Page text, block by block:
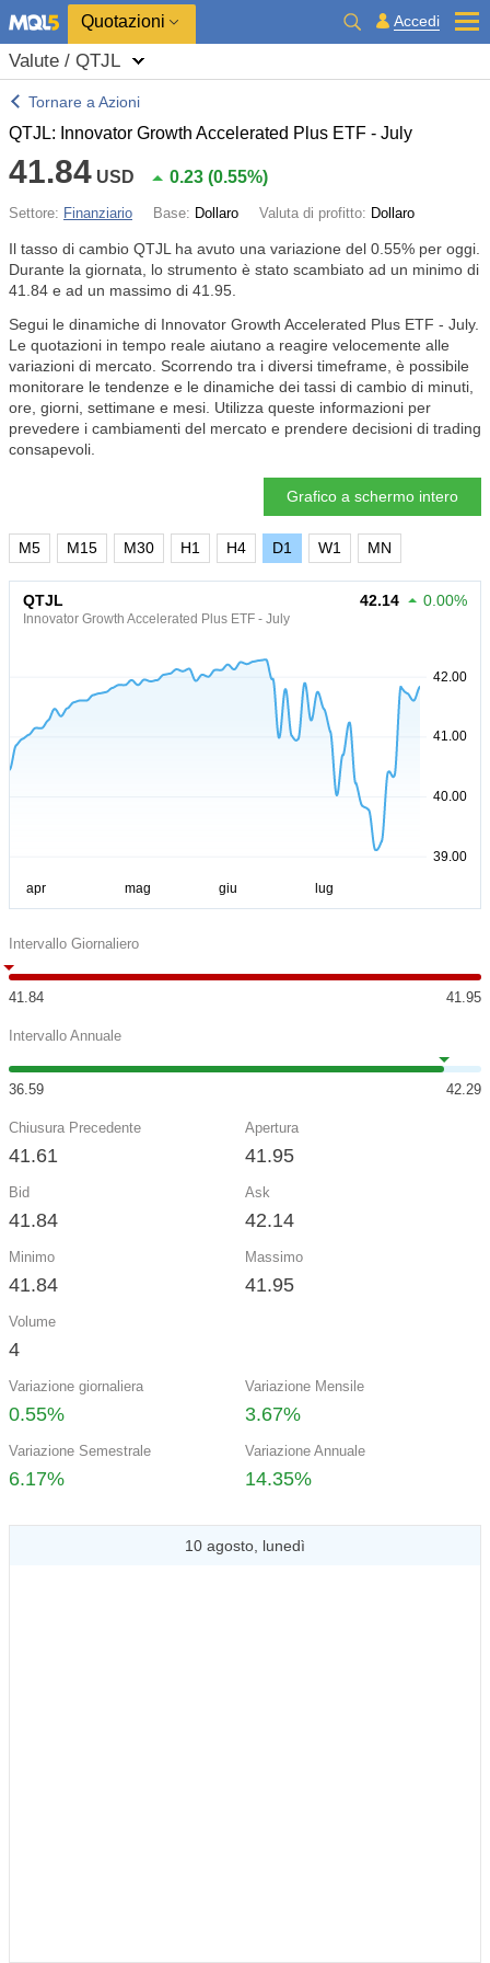
Quotazioni Accedi
Valute / QTJL
Tornare a Azioni
QTJL: Innovator Growth Accelerated Plus ETF - July
41.84 USD 0.23 (0.55%)
Settore: Finanziario Base: Dollaro Valuta di profitto: Dollaro
Il tasso di cambio QTJL ha avuto una variazione del 0.55% per oggi.
Durante la giornata, lo strumento è stato scambiato ad un minimo di
41.84 e ad un massimo di 41.95.
Segui le dinamiche di Innovator Growth Accelerated Plus ETF - July.
Le quotazioni in tempo reale aiutano a reagire velocemente alle
variazioni di mercato. Scorrendo tra i diversi timeframe, è possibile
monitorare le tendenze e le dinamiche dei tassi di cambio di minuti,
ore, giorni, settimane e mesi. Utilizza queste informazioni per
prevedere i cambiamenti del mercato e prendere decisioni di trading
consapevoli.
Grafico a schermo intero
M5 M15 M30 H1 H4 D1 W1 MN
QTJL
Innovator Growth Accelerated Plus ETF - July
42.14 0.00%
Intervallo Giornaliero
41.84 41.95
Intervallo Annuale
36.59 42.29
Chiusura Precedente
41.61
Apertura
41.95
Bid
41.84
Ask
42.14
Minimo
41.84
Massimo
41.95
Volume
4
Variazione giornaliera
0.55%
Variazione Mensile
3.67%
Variazione Semestrale
6.17%
Variazione Annuale
14.35%
10 agosto, lunedì